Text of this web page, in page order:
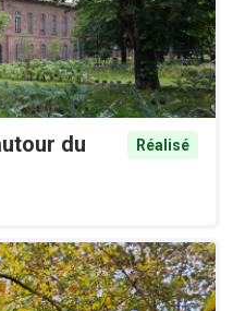
du
Réalisé